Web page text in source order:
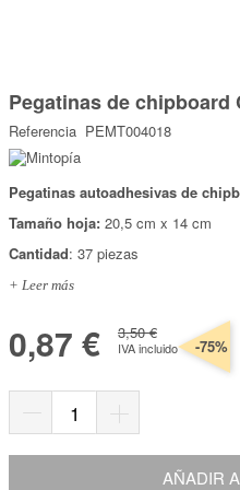
Top Ventas
Temática
Somos Kimidori
comienzo
de
la
galería
de
imágenes
Pegatinas de
Referencia PEMT004018
Pegatinas autoadhesivas de
Tamaño hoja: 20,5 cm x 14 cm
Cantidad: 37 piezas
+ Leer más
0,87 € 3,50 €
IVA incluido -75%
AÑADIR